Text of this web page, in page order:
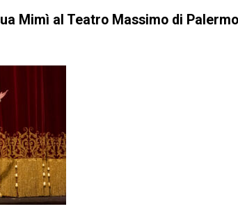
Mimì al Teatro Massimo di Palermo